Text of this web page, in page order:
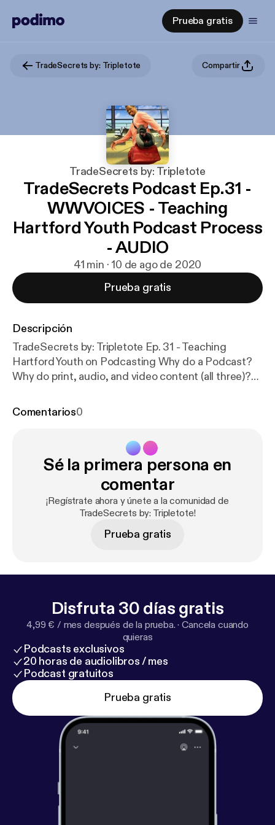
Prueba gratis
TradeSecrets by: Tripletote Compartir
TradeSecrets by: Tripletote
TradeSecrets Podcast Ep.31 -
WWVOICES - Teaching
Hartford Youth Podcast Process
- AUDIO
41 min · 10 de ago de 2020
Prueba gratis
Descripción
TradeSecrets by: Tripletote Ep. 31 - Teaching
Hartford Youth on Podcasting Why do a Podcast?
Why do print, audio, and video content (all three)?
get ahead of the competition by being yourself?
people from Hartford are bright, insightful, fun to
work with, and have a variety of personalities. I
connected with them through Eddie Brown, Kelvin
Lovejoy, Duane Pierre. These students are the first
cohort of our Worldwide Voices Initiative. Raegan,
service work, they participate in summer programs,
Tripletote is produced by
www.CapriMediaCompany(.com) ***BONUS***http
s://www.garyvaynerchuk.com/how-to-create-64-pi
eces-of-…/
Comentarios0
Sé la primera persona en
comentar
¡Regístrate ahora y únete a la comunidad de
TradeSecrets by: Tripletote!
Prueba gratis
Disfruta 30 días gratis
4,99 € / mes después de la prueba. ·Cancela cuando
quieras
Podcasts exclusivos
20 horas de audiolibros / mes
Podcast gratuitos
Prueba gratis